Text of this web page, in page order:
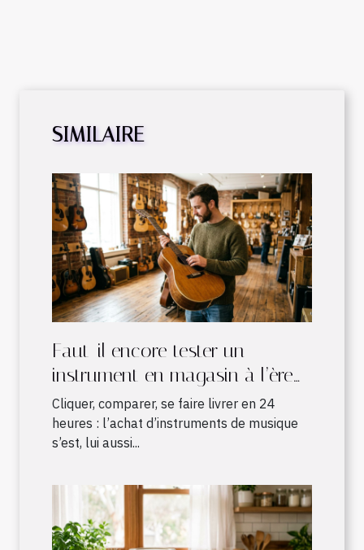
SIMILAIRE
Faut-il encore tester un
instrument en magasin à l’ère
du shopping en ligne ?
Cliquer, comparer, se faire livrer en 24
heures : l’achat d’instruments de musique
s’est, lui aussi...